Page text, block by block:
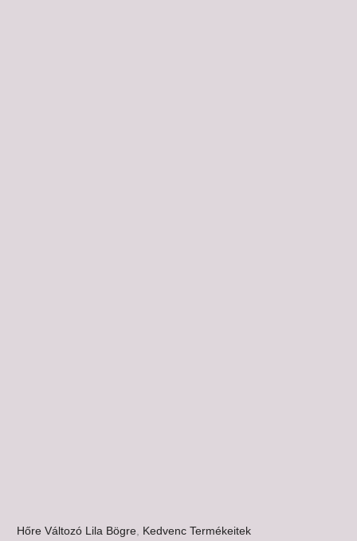
Hőre Változó Lila Bögre, Kedvenc Termékeitek